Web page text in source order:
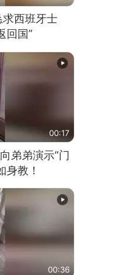
求西班牙士
回国”
00:17
弟弟演示“门
身教！
00:36